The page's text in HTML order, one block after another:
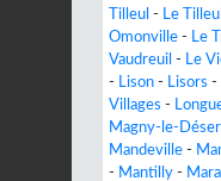
Tilleul - Le
Omonville - Le
Vaudreuil - Le
- Lison - Lisors -
Villages -
Magny-le-
Mandeville -
- Mantilly -